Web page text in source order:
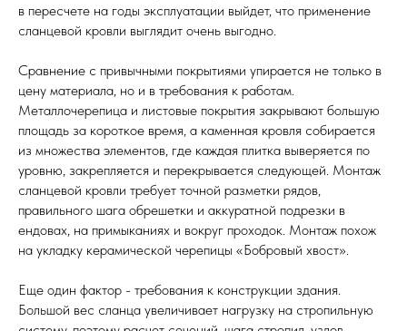
в пересчете на годы эксплуатации выйдет, что применение
сланцевой кровли выглядит очень выгодно.
Сравнение с привычными покрытиями упирается не только в
цену материала, но и в требования к работам.
Металлочерепица и листовые покрытия закрывают большую
площадь за короткое время, а каменная кровля собирается
из множества элементов, где каждая плитка выверяется по
уровню, закрепляется и перекрывается следующей. Монтаж
сланцевой кровли требует точной разметки рядов,
правильного шага обрешетки и аккуратной подрезки в
ендовах, на примыканиях и вокруг проходок. Монтаж похож
на укладку керамической черепицы «Бобровый хвост».
Еще один фактор - требования к конструкции здания.
Большой вес сланца увеличивает нагрузку на стропильную